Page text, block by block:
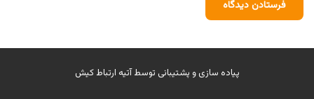
پیاده سازی و پشتیبانی توسطآتیه ارتباط کیش